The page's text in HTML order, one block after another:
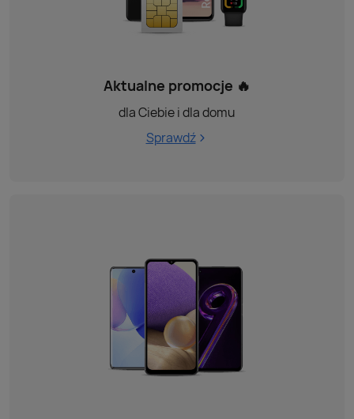
Aktualne promocje 🔥
dla Ciebie i dla domu
Sprawdź